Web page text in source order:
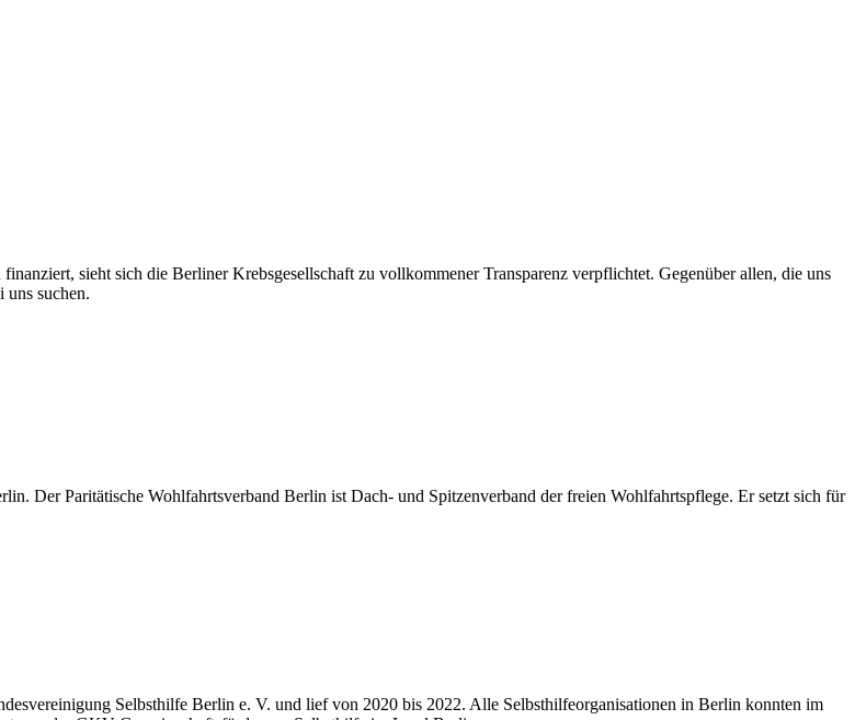
sieht sich die Berliner Krebsgesellschaft zu vollkommener Transparenz verpflichtet. Gegenüber allen, die uns
uns suchen.
Der Paritätische Wohlfahrtsverband Berlin ist Dach- und Spitzenverband der freien Wohlfahrtspflege. Er setzt sich für
Selbsthilfe Berlin e. V. und lief von 2020 bis 2022. Alle Selbsthilfeorganisationen in Berlin konnten im